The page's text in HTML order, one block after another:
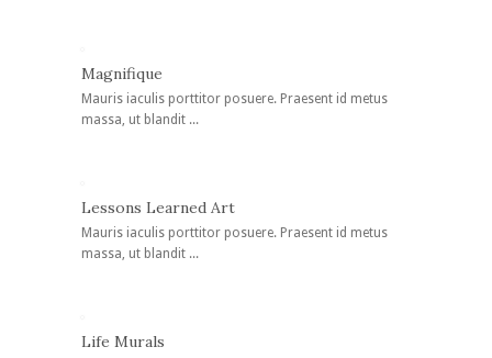
Magnifique
Mauris iaculis porttitor posuere. Praesent id metus
massa, ut blandit ...
Lessons Learned Art
Mauris iaculis porttitor posuere. Praesent id metus
massa, ut blandit ...
Life Murals